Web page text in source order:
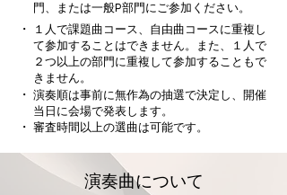
門、または一般P部門にご参加ください。
・
１人で課題曲コース、自由曲コースに重複し
て参加することはできません。また、１人で
２つ以上の部門に重複して参加することもで
きません。
・ 演奏順は事前に無作為の抽選で決定し、開催
当日に会場で発表します。
・ 審査時間以上の選曲は可能です。
演奏曲について